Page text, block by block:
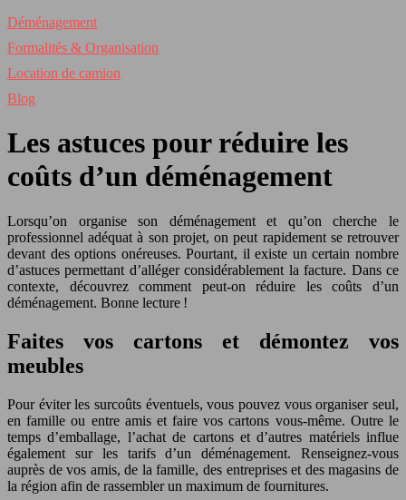
Déménagement
Formalités & Organisation
Location de camion
Blog
Les astuces pour réduire les
coûts d’un déménagement
Lorsqu’on organise son déménagement et qu’on cherche le
professionnel adéquat à son projet, on peut rapidement se retrouver
devant des options onéreuses. Pourtant, il existe un certain nombre
d’astuces permettant d’alléger considérablement la facture. Dans ce
contexte, découvrez comment peut-on réduire les coûts d’un
déménagement. Bonne lecture !
Faites vos cartons et démontez vos
meubles
Pour éviter les surcoûts éventuels, vous pouvez vous organiser seul,
en famille ou entre amis et faire vos cartons vous-même. Outre le
temps d’emballage, l’achat de cartons et d’autres matériels influe
également sur les tarifs d’un déménagement. Renseignez-vous
auprès de vos amis, de la famille, des entreprises et des magasins de
la région afin de rassembler un maximum de fournitures.